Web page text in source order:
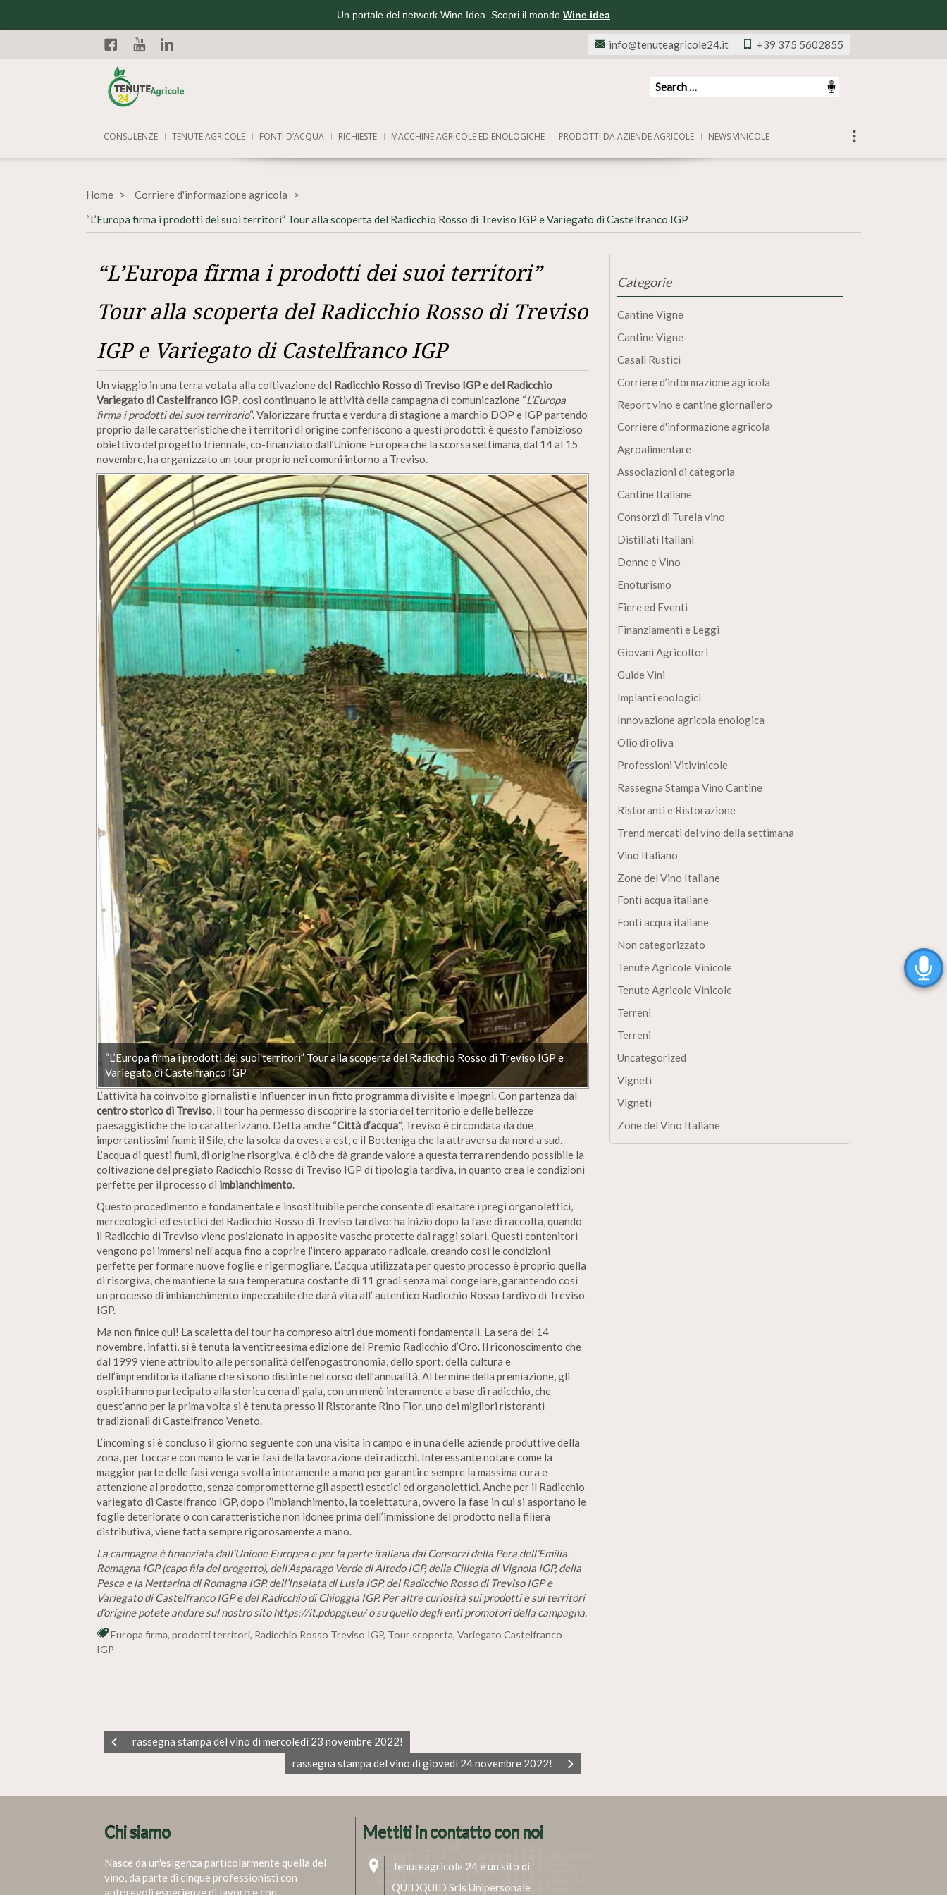
Un portale del network Wine Idea. Scopri il mondo Wine idea
Facebook
+39 375 5602855
info@tenuteagricole24.it
CONSULENZE TENUTE AGRICOLE FONTI D’ACQUA RICHIESTE MACCHINE AGRICOLE ED ENOLOGICHE PRODOTTI DA AZIENDE AGRICOLE NEWS VINICOLE
Home
Corriere d'informazione agricola
“L’Europa firma i prodotti dei suoi territori” Tour alla scoperta del Radicchio Rosso di Treviso IGP e Variegato di Castelfranco IGP
“L’Europa firma i prodotti dei suoi territori”
Tour alla scoperta del Radicchio Rosso di Treviso
IGP e Variegato di Castelfranco IGP
Un viaggio in una terra votata alla coltivazione del Radicchio Rosso di Treviso IGP e del Radicchio
Variegato di Castelfranco IGP, così continuano le attività della campagna di comunicazione “L’Europa
firma i prodotti dei suoi territorio“. Valorizzare frutta e verdura di stagione a marchio DOP e IGP partendo
proprio dalle caratteristiche che i territori di origine conferiscono a questi prodotti: è questo l’ambizioso
obiettivo del progetto triennale, co-finanziato dall’Unione Europea che la scorsa settimana, dal 14 al 15
novembre, ha organizzato un tour proprio nei comuni intorno a Treviso.
“L’Europa firma i prodotti dei suoi territori” Tour alla scoperta del Radicchio Rosso di Treviso IGP e
Variegato di Castelfranco IGP
L’attività ha coinvolto giornalisti e influencer in un fitto programma di visite e impegni. Con partenza dal
centro storico di Treviso, il tour ha permesso di scoprire la storia del territorio e delle bellezze
paesaggistiche che lo caratterizzano. Detta anche “Città d’acqua“, Treviso è circondata da due
importantissimi fiumi: il Sile, che la solca da ovest a est, e il Botteniga che la attraversa da nord a sud.
L’acqua di questi fiumi, di origine risorgiva, è ciò che dà grande valore a questa terra rendendo possibile la
coltivazione del pregiato Radicchio Rosso di Treviso IGP di tipologia tardiva, in quanto crea le condizioni
perfette per il processo di imbianchimento.
Questo procedimento è fondamentale e insostituibile perché consente di esaltare i pregi organolettici,
merceologici ed estetici del Radicchio Rosso di Treviso tardivo: ha inizio dopo la fase di raccolta, quando
il Radicchio di Treviso viene posizionato in apposite vasche protette dai raggi solari. Questi contenitori
vengono poi immersi nell’acqua fino a coprire l’intero apparato radicale, creando così le condizioni
perfette per formare nuove foglie e rigermogliare. L’acqua utilizzata per questo processo è proprio quella
di risorgiva, che mantiene la sua temperatura costante di 11 gradi senza mai congelare, garantendo così
un processo di imbianchimento impeccabile che darà vita all’ autentico Radicchio Rosso tardivo di Treviso
IGP.
Ma non finice qui! La scaletta del tour ha compreso altri due momenti fondamentali. La sera del 14
novembre, infatti, si è tenuta la ventitreesima edizione del Premio Radicchio d’Oro. Il riconoscimento che
dal 1999 viene attribuito alle personalità dell’enogastronomia, dello sport, della cultura e
dell’imprenditoria italiane che si sono distinte nel corso dell’annualità. Al termine della premiazione, gli
ospiti hanno partecipato alla storica cena di gala, con un menù interamente a base di radicchio, che
quest’anno per la prima volta si è tenuta presso il Ristorante Rino Fior, uno dei migliori ristoranti
tradizionali di Castelfranco Veneto.
L’incoming si è concluso il giorno seguente con una visita in campo e in una delle aziende produttive della
zona, per toccare con mano le varie fasi della lavorazione dei radicchi. Interessante notare come la
maggior parte delle fasi venga svolta interamente a mano per garantire sempre la massima cura e
attenzione al prodotto, senza comprometterne gli aspetti estetici ed organolettici. Anche per il Radicchio
variegato di Castelfranco IGP, dopo l’imbianchimento, la toelettatura, ovvero la fase in cui si asportano le
foglie deteriorate o con caratteristiche non idonee prima dell’immissione del prodotto nella filiera
distributiva, viene fatta sempre rigorosamente a mano.
La campagna è finanziata dall’Unione Europea e per la parte italiana dai Consorzi della Pera dell’Emilia-
Romagna IGP (capo fila del progetto), dell’Asparago Verde di Altedo IGP, della Ciliegia di Vignola IGP, della
Pesca e la Nettarina di Romagna IGP, dell’Insalata di Lusia IGP, del Radicchio Rosso di Treviso IGP e
Variegato di Castelfranco IGP e del Radicchio di Chioggia IGP. Per altre curiosità sui prodotti e sui territori
d’origine potete andare sul nostro sito https://it.pdopgi.eu/ o su quello degli enti promotori della campagna.
Europa firma, prodotti territori, Radicchio Rosso Treviso IGP, Tour scoperta, Variegato Castelfranco
IGP
rassegna stampa del vino di mercoledì 23 novembre 2022!
rassegna stampa del vino di giovedì 24 novembre 2022!
Categorie
Cantine Vigne
Cantine Vigne
Casali Rustici
Corriere d’informazione agricola
Report vino e cantine giornaliero
Corriere d'informazione agricola
Agroalimentare
Associazioni di categoria
Cantine Italiane
Consorzi di Turela vino
Distillati Italiani
Donne e Vino
Enoturismo
Fiere ed Eventi
Finanziamenti e Leggi
Giovani Agricoltori
Guide Vini
Impianti enologici
Innovazione agricola enologica
Olio di oliva
Professioni Vitivinicole
Rassegna Stampa Vino Cantine
Ristoranti e Ristorazione
Trend mercati del vino della settimana
Vino Italiano
Zone del Vino Italiane
Fonti acqua italiane
Fonti acqua italiane
Non categorizzato
Tenute Agricole Vinicole
Tenute Agricole Vinicole
Terreni
Terreni
Uncategorized
Vigneti
Vigneti
Zone del Vino Italiane
Chi siamo
Nasce da un'esigenza particolarmente quella del
vino, da parte di cinque professionisti con
autorevoli esperienze di lavoro e con
Mettiti in contatto con noi
Tenuteagricole 24 è un sito di
QUIDQUID Srls Unipersonale